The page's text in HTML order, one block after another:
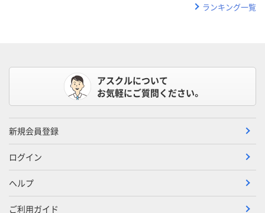
ランキング一覧
アスクルについて
お気軽にご質問ください。
新規会員登録
ログイン
ヘルプ
ご利用ガイド